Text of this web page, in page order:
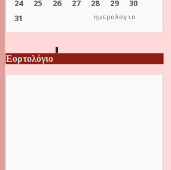
ημερολογιο
Εορτολόγιο